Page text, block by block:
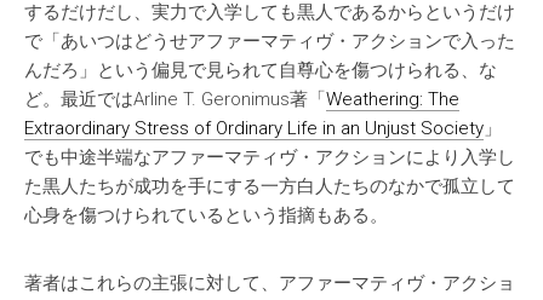
するだけだし、実力で入学しても黒人であるからというだけ
で「あいつはどうせアファーマティヴ・アクションで入った
んだろ」という偏見で見られて自尊心を傷つけられる、な
ど。最近ではArline T. Geronimus著「Weathering: The
Extraordinary Stress of Ordinary Life in an Unjust Society 」
でも中途半端なアファーマティヴ・アクションにより入学し
た黒人たちが成功を手にする一方白人たちのなかで孤立して
心身を傷つけられているという指摘もある。
著者はこれらの主張に対して、アファーマティヴ・アクショ